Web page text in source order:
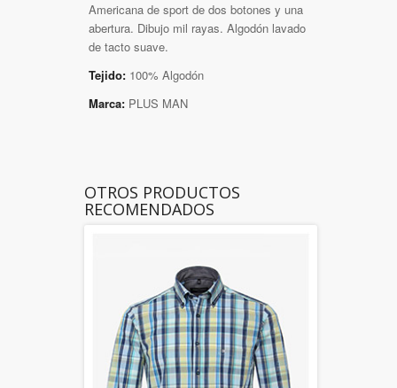
Americana de sport de dos botones y una
abertura. Dibujo mil rayas. Algodón lavado
de tacto suave.
Tejido: 100% Algodón
Marca: PLUS MAN
OTROS PRODUCTOS
RECOMENDADOS